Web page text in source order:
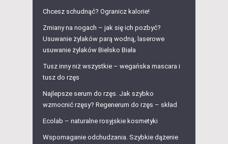
Chcesz schudnąć? Ogranicz kalorie!
Zmiany na nogach – jak się ich pozbyć?
Usuwanie żylaków parą wodną, laserowe
usuwanie żylaków Bielsko Biała
Tusz inny niż wszystkie – wegańska mascara i
tusz do rzęs
Najlepsze serum do rzęs. Jak szybko
wzmocnić rzęsy? Regenerum do rzęs – skład
Ecolab – naturalne rosyjskie kosmetyki
Wspomaganie odchudzania. Szybkie dążenie